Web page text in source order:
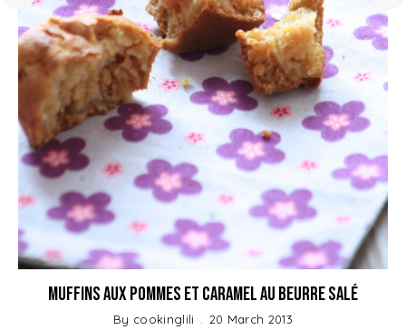
Muffins aux Pommes et Caramel au beurre salé
By cookinglili 20 March 2013